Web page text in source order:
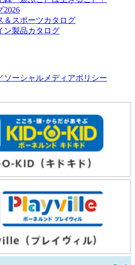
2026
＆スポーツカタログ
ン製品カタログ
ソーシャルメディアポリシー